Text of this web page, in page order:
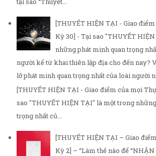
[THUYẾT HIỆN TẠI - Giao
Kỳ 30] - Tại sao "THUYẾT
những phát minh quan trọng
người kể từ khai thiên lập địa cho đến nay?
lỡ phát minh quan trọng nhất của loài người
[THUYẾT HIỆN TẠI - Giao điểm của mọi
sao "THUYẾT HIỆN TẠI" là một trong
trọng nhất củ...
[THUYẾT HIỆN TẠI – Giao
Kỳ 2] – “Làm thế nào để